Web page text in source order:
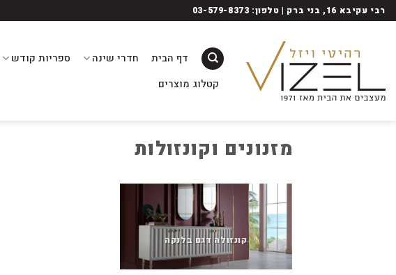
Skip
to
רבי עקיבא 16, בני ברק | טלפון: 03-579-8373
דף הבית חדרי שינה ספריות קודש
קטלוג מוצרים
מזנונים וקונזולות
קונזולה דגם בלנקה